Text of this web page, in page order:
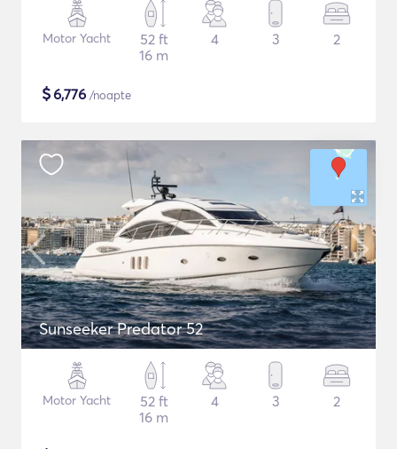
Motor Yacht
52 ft
16 m
4 3 2
$6,776 /noapte
Sunseeker Predator 52
Motor Yacht
52 ft
16 m
4 3 2